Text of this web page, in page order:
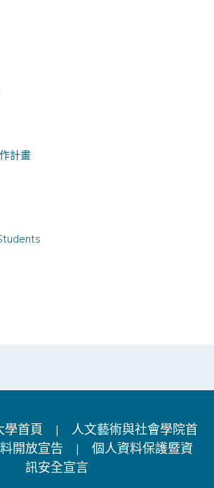
計畫
學首頁 | 人文藝術與社會學院首
開放宣告 | 個人資料保護暨資
訊安全宣言